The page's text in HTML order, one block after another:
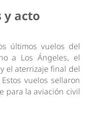
y acto
últimos vuelos del
a Los Ángeles, el
el aterrizaje final del
vuelos sellaron
para la aviación civil